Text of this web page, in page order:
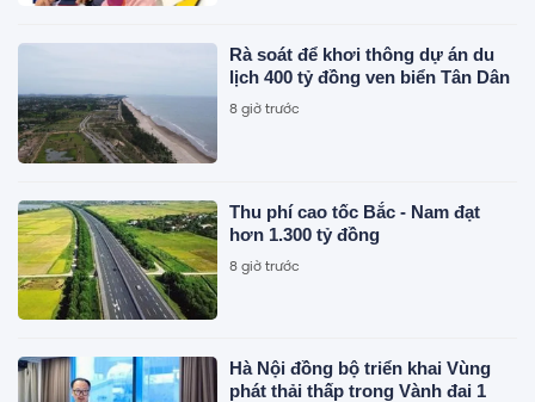
Rà soát để khơi thông dự án du
lịch 400 tỷ đồng ven biển Tân Dân
8 giờ trước
Thu phí cao tốc Bắc - Nam đạt
hơn 1.300 tỷ đồng
8 giờ trước
Hà Nội đồng bộ triển khai Vùng
phát thải thấp trong Vành đai 1